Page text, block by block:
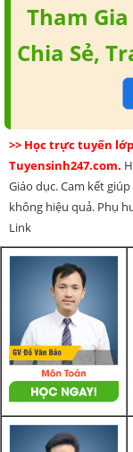
Tham
Chia Sẻ,
>> Học trực tuyến
Tuyensinh247.com.
Giáo dục. Cam kết
không hiệu quả. Phụ
Link